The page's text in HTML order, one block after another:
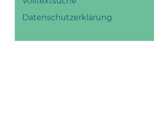
Datenschutzerklärung